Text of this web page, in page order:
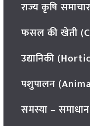
राज्य कृषि
फसल की खेती
उद्यानिकी
पशुपालन
समस्या –